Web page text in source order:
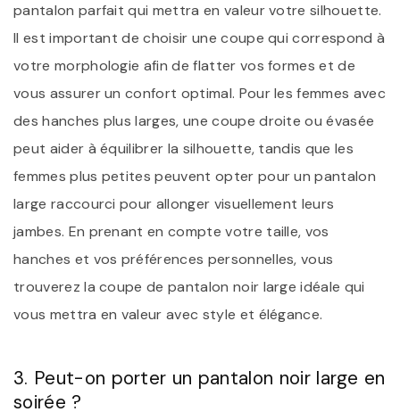
pantalon parfait qui mettra en valeur votre silhouette.
Il est important de choisir une coupe qui correspond à
votre morphologie afin de flatter vos formes et de
vous assurer un confort optimal. Pour les femmes avec
des hanches plus larges, une coupe droite ou évasée
peut aider à équilibrer la silhouette, tandis que les
femmes plus petites peuvent opter pour un pantalon
large raccourci pour allonger visuellement leurs
jambes. En prenant en compte votre taille, vos
hanches et vos préférences personnelles, vous
trouverez la coupe de pantalon noir large idéale qui
vous mettra en valeur avec style et élégance.
3. Peut-on porter un pantalon noir large en
soirée ?